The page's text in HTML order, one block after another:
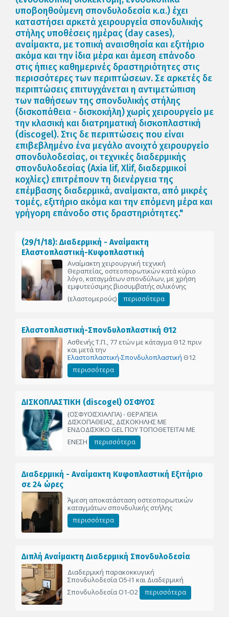
υποβοηθούμενη σπονδυλοδεσία κ.α.) έχει
καταστήσει αρκετά χειρουργεία σπονδυλικής
στήλης υποθέσεις ημέρας (day cases),
αναίμακτα, με τοπική αναισθησία και εξιτήριο
ακόμα και την ίδια μέρα και άμεση επάνοδο
στις ήπιες καθημερινές δραστηριότητες στις
περισσότερες των περιπτώσεων. Σε αρκετές δε
περιπτώσεις επιτυγχάνεται η αντιμετώπιση
των παθήσεων της σπονδυλικής στήλης
(δισκοπάθεια - δισκοκήλη) χωρίς χειρουργείο με
την κλασική και διατρηματική δισκοπλαστική
(discogel). Στις δε περιπτώσεις που είναι
επιβεβλημένο ένα μεγάλο ανοιχτό χειρουργείο
σπονδυλοδεσίας, οι τεχνικές διαδερμικής
σπονδυλοδεσίας (Axia lif, Xlif, διαδερμικοί
κοχλίες) επιτρέπουν τη διενέργεια της
επέμβασης διαδερμικά, αναίμακτα, από μικρές
τομές, εξιτήριο ακόμα και την επόμενη μέρα και
γρήγορη επάνοδο στις δραστηριότητες."
(29/1/18): Διαδερμική - Αναίμακτη
Ελαστοπλαστική-Κυφοπλαστική
Αναίμακτη χειρουργική τεχνική
Θεραπείας, οστεοπορωτικών κατά κύριο
λόγο, καταγμάτων σπονδύλων, με χρήση
εμφυτεύσιμης βιοσυμβατής σιλικόνης
(ελαστομερούς)
περισσότερα
Ελαστοπλαστική-Σπονδυλοπλαστική Θ12
Ασθενής Τ.Π., 77 ετών με κάταγμα Θ12 πριν
και μετά την
Ελαστοπλαστική-Σπονδυλοπλαστική Θ12
περισσότερα
ΔΙΣΚΟΠΛΑΣΤΙΚΗ (discogel) ΟΣΦΥΟΣ
(ΟΣΦΥΟΙΣΧΙΑΛΓΙΑ) - ΘΕΡΑΠΕΙΑ
ΔΙΣΚΟΠΑΘΕΙΑΣ, ΔΙΣΚΟΚΗΛΗΣ ΜΕ
ΕΝΔΟΔΙΣΚΙΚΟ GEL ΠΟΥ ΤΟΠΟΘΕΤΕΙΤΑΙ ΜΕ
ΕΝΕΣΗ
περισσότερα
Διαδερμική - Αναίμακτη Κυφοπλαστική Εξιτήριο
σε 24 ώρες
Άμεση αποκατάσταση οστεοπορωτικών
καταγμάτων σπονδυλικής στήλης
περισσότερα
Διπλή Αναίμακτη Διαδερμική Σπονδυλοδεσία
Διαδερμική παρακοκκυγική
Σπονδυλοδεσία Ο5-Ι1 και Διαδερμική
Σπονδυλοδεσία Ο1-Ο2
περισσότερα